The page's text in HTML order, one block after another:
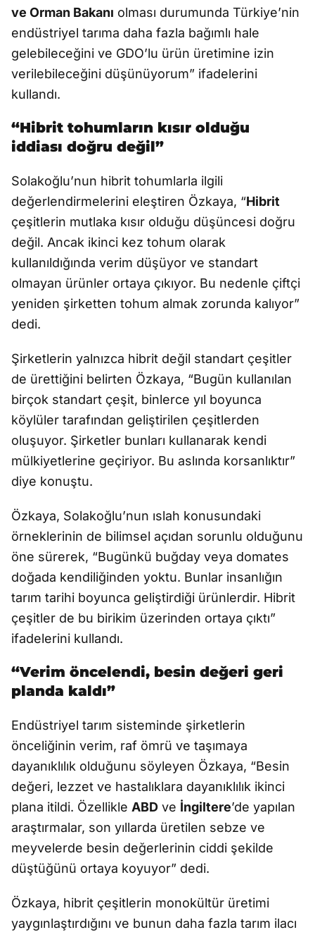
ve Orman Bakanı olması durumunda Türkiye’nin
endüstriyel tarıma daha fazla bağımlı hale
gelebileceğini ve GDO’lu ürün üretimine izin
verilebileceğini düşünüyorum” ifadelerini
kullandı.
“Hibrit tohumların kısır olduğu
iddiası doğru değil”
Solakoğlu’nun hibrit tohumlarla ilgili
değerlendirmelerini eleştiren Özkaya, “Hibrit
çeşitlerin mutlaka kısır olduğu düşüncesi doğru
değil. Ancak ikinci kez tohum olarak
kullanıldığında verim düşüyor ve standart
olmayan ürünler ortaya çıkıyor. Bu nedenle çiftçi
yeniden şirketten tohum almak zorunda kalıyor”
dedi.
Şirketlerin yalnızca hibrit değil standart çeşitler
de ürettiğini belirten Özkaya, “Bugün kullanılan
birçok standart çeşit, binlerce yıl boyunca
köylüler tarafından geliştirilen çeşitlerden
oluşuyor. Şirketler bunları kullanarak kendi
mülkiyetlerine geçiriyor. Bu aslında korsanlıktır”
diye konuştu.
Özkaya, Solakoğlu’nun ıslah konusundaki
örneklerinin de bilimsel açıdan sorunlu olduğunu
öne sürerek, “Bugünkü buğday veya domates
doğada kendiliğinden yoktu. Bunlar insanlığın
tarım tarihi boyunca geliştirdiği ürünlerdir. Hibrit
çeşitler de bu birikim üzerinden ortaya çıktı”
ifadelerini kullandı.
“Verim öncelendi, besin değeri geri
planda kaldı”
Endüstriyel tarım sisteminde şirketlerin
önceliğinin verim, raf ömrü ve taşımaya
dayanıklılık olduğunu söyleyen Özkaya, “Besin
değeri, lezzet ve hastalıklara dayanıklılık ikinci
plana itildi. Özellikle ABD ve İngiltere’de yapılan
araştırmalar, son yıllarda üretilen sebze ve
meyvelerde besin değerlerinin ciddi şekilde
düştüğünü ortaya koyuyor” dedi.
Özkaya, hibrit çeşitlerin monokültür üretimi
yaygınlaştırdığını ve bunun daha fazla tarım ilacı